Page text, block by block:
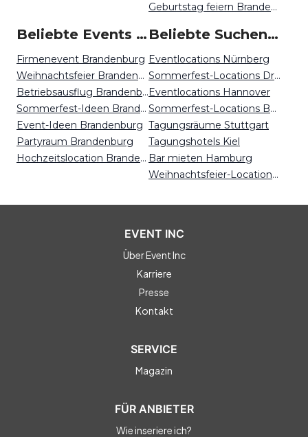
Geburtstag feiern Brandenburg
Beliebte Events in Brandenburg
Firmenevent Brandenburg
Weihnachtsfeier Brandenburg
Betriebsausflug Brandenburg
Sommerfest-Ideen Brandenburg
Event-Ideen Brandenburg
Partyraum Brandenburg
Hochzeitslocation Brandenburg
Beliebte Suchen auf Event Inc
Eventlocations Nürnberg
Sommerfest-Locations Dresden
Eventlocations Hannover
Sommerfest-Locations Berlin
Tagungsräume Stuttgart
Tagungshotels Kiel
Bar mieten Hamburg
Weihnachtsfeier-Locations Bielefeld
EVENT INC
Über Event Inc
Karriere
Presse
Kontakt
SERVICE
Magazin
FÜR ANBIETER
Wie inseriere ich?